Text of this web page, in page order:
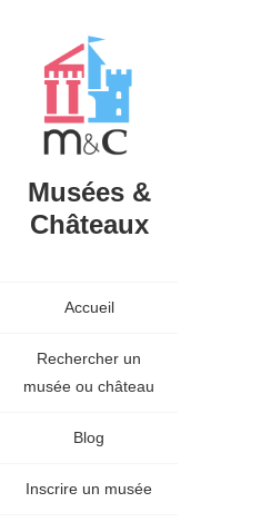
Musées &
Châteaux
Accueil
Rechercher un
musée ou château
Blog
Inscrire un musée